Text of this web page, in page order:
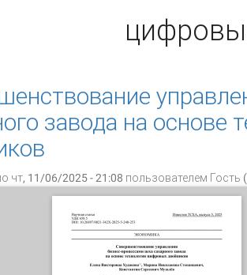
завода на основе
чт, 11/06/2025 - 21:08 пользователем Гость